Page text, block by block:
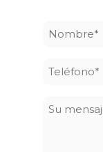
Nombre
Teléfono
Su